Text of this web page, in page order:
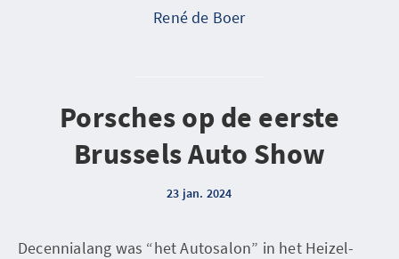
René de Boer
Porsches op de eerste
Brussels Auto Show
23 jan. 2024
Decennialang was “het Autosalon” in het Heizel-